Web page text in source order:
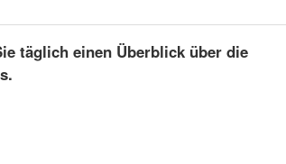
täglich einen Überblick über die